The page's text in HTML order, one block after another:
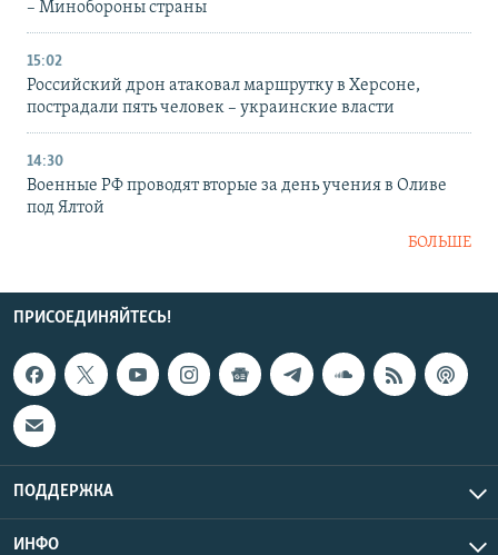
– Минобороны страны
15:02
Российский дрон атаковал маршрутку в Херсоне,
пострадали пять человек – украинские власти
14:30
Военные РФ проводят вторые за день учения в Оливе
под Ялтой
БОЛЬШЕ
ПРИСОЕДИНЯЙТЕСЬ!
ПОДДЕРЖКА
ИНФО